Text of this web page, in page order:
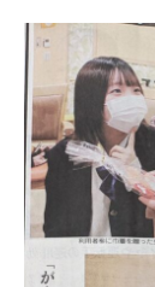
【求人情
アクセス